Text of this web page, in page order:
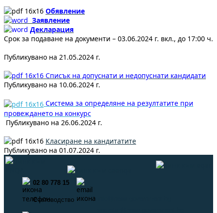
Обявление
Заявление
Декларация
Срок за подаване на документи – 03.06.2024 г. вкл., до 17:00 ч.
Публикувано на 21.05.2024 г.
Списък на допуснати и недопуснати кандидати
Публикувано на 10.06.2024 г.
Система за определяне на резултатите при
провеждането на конкурс
Публикувано на 26.06.2024 г.
Класиране на кандитатите
Публикувано на 01.07.2024 г.
02 80 778 15
Счетоводство